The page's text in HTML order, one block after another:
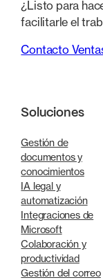
¿Listo para
facilitarle el
Contacto
Soluciones
Gestión de
documentos y
conocimientos
IA legal y
automatización
Integraciones de
Microsoft
Colaboración y
productividad
Gestión del correo